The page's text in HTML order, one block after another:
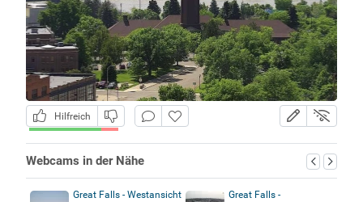
Hilfreich
Webcams in der Nähe
Great Falls - Westansicht
Great Falls -